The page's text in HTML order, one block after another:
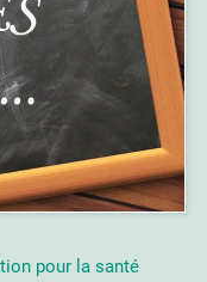
pour la santé